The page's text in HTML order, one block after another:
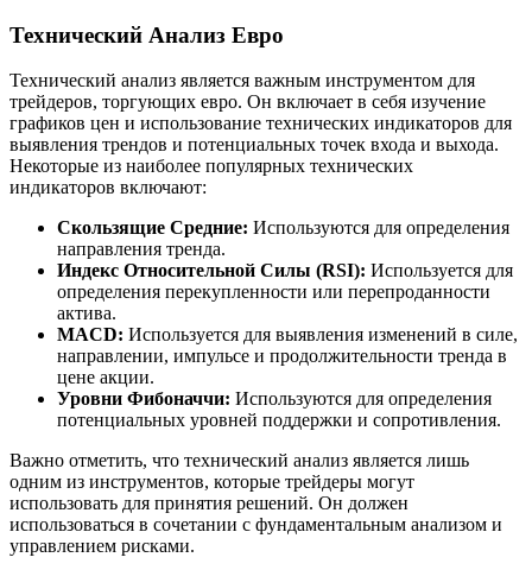
Технический Анализ Евро
Технический анализ является важным инструментом для
трейдеров, торгующих евро. Он включает в себя изучение
графиков цен и использование технических индикаторов для
выявления трендов и потенциальных точек входа и выхода.
Некоторые из наиболее популярных технических
индикаторов включают:
Скользящие Средние: Используются для определения
направления тренда.
Индекс Относительной Силы (RSI): Используется для
определения перекупленности или перепроданности
актива.
MACD: Используется для выявления изменений в силе,
направлении, импульсе и продолжительности тренда в
цене акции.
Уровни Фибоначчи: Используются для определения
потенциальных уровней поддержки и сопротивления.
Важно отметить, что технический анализ является лишь
одним из инструментов, которые трейдеры могут
использовать для принятия решений. Он должен
использоваться в сочетании с фундаментальным анализом и
управлением рисками.